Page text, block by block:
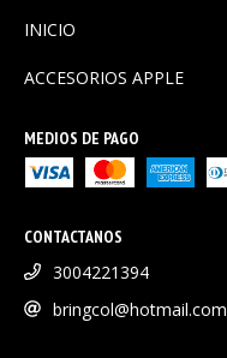
INICIO
ACCESORIOS APPLE
MEDIOS DE PAGO
CONTACTANOS
3004221394
bringcol@hotmail.com